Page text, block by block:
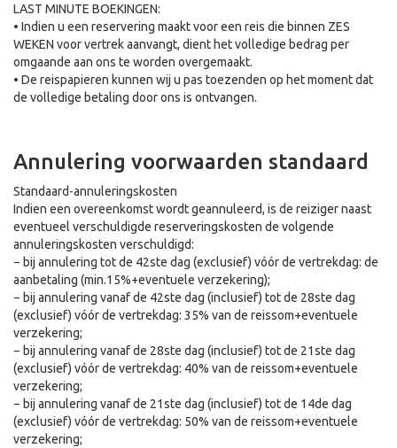
LAST MINUTE BOEKINGEN:
• Indien u een reservering maakt voor een reis die binnen ZES
WEKEN voor vertrek aanvangt, dient het volledige bedrag per
omgaande aan ons te worden overgemaakt.
• De reispapieren kunnen wij u pas toezenden op het moment dat
de volledige betaling door ons is ontvangen.
Annulering voorwaarden standaard
Standaard-annuleringskosten
Indien een overeenkomst wordt geannuleerd, is de reiziger naast
eventueel verschuldigde reserveringskosten de volgende
annuleringskosten verschuldigd:
− bij annulering tot de 42ste dag (exclusief) vóór de vertrekdag: de
aanbetaling (min.15%+eventuele verzekering);
− bij annulering vanaf de 42ste dag (inclusief) tot de 28ste dag
(exclusief) vóór de vertrekdag: 35% van de reissom+eventuele
verzekering;
− bij annulering vanaf de 28ste dag (inclusief) tot de 21ste dag
(exclusief) vóór de vertrekdag: 40% van de reissom+eventuele
verzekering;
− bij annulering vanaf de 21ste dag (inclusief) tot de 14de dag
(exclusief) vóór de vertrekdag: 50% van de reissom+eventuele
verzekering;